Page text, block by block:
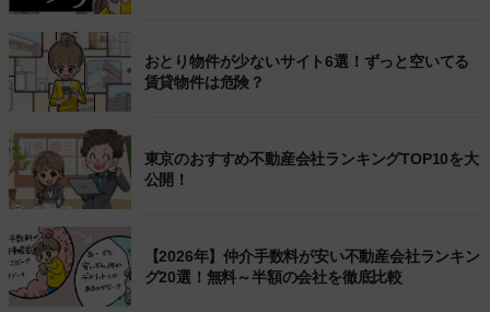
おとり物件が少ないサイト6選！ずっと空いてる
賃貸物件は危険？
東京のおすすめ不動産会社ランキングTOP10を大
公開！
【2026年】仲介手数料が安い不動産会社ランキン
グ20選！無料～半額の会社を徹底比較